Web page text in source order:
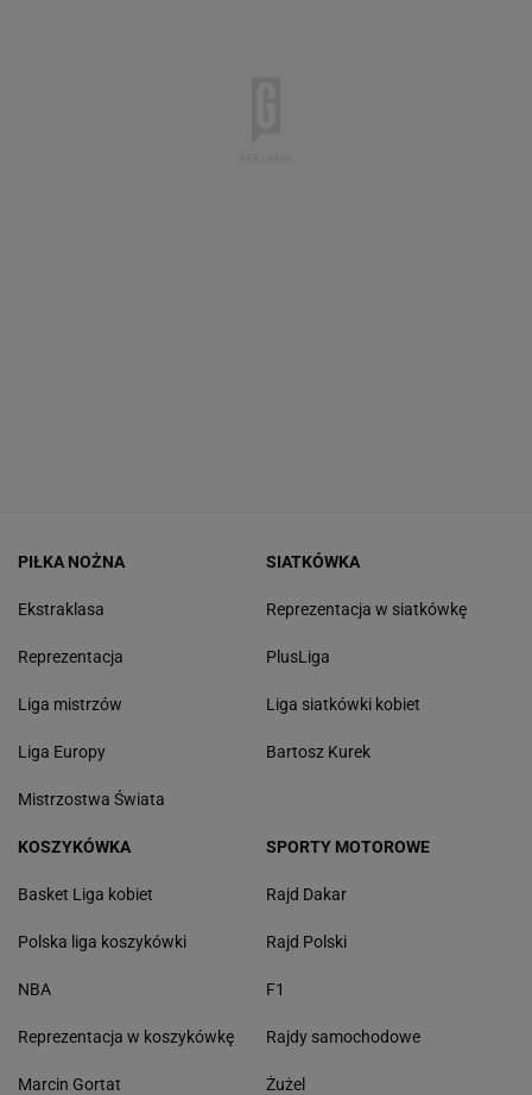
PIŁKA NOŻNA
Ekstraklasa
Reprezentacja
Liga mistrzów
Liga Europy
Mistrzostwa Świata
SIATKÓWKA
Reprezentacja w siatkówkę
PlusLiga
Liga siatkówki kobiet
Bartosz Kurek
KOSZYKÓWKA
Basket Liga kobiet
Polska liga koszykówki
NBA
Reprezentacja w koszykówkę
Marcin Gortat
SPORTY MOTOROWE
Rajd Dakar
Rajd Polski
F1
Rajdy samochodowe
Żużel